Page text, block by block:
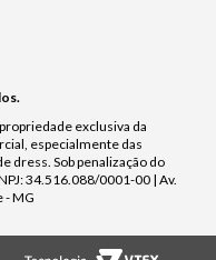
exclusiva da
especialmente das
dress. Sob penalização do
34.516.088/0001-00 | Av.
- MG